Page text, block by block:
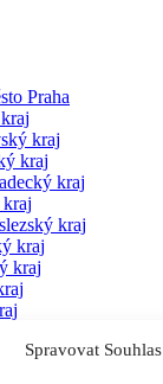
Spravovat Souhlas
Praha
kraj
kraj
kraj
kraj
kraj
kraj